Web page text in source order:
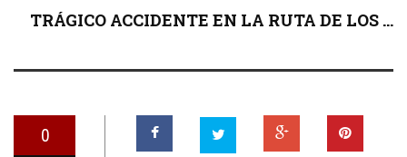
TRÁGICO ACCIDENTE EN LA RUTA DE LOS ...
0